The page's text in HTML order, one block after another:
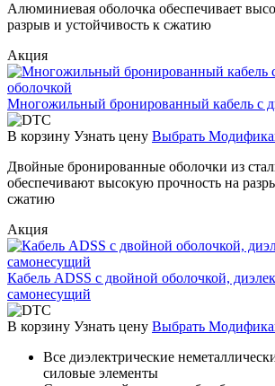
Алюминиевая оболочка обеспечивает
разрыв и устойчивость к сжатию
Акция
Многожильный бронированный кабель с
В корзину Узнать цену Выбрать
Двойные бронированные оболочки из
обеспечивают высокую прочность на
сжатию
Акция
Кабель ADSS с двойной оболочкой,
самонесущий
В корзину Узнать цену Выбрать
Все диэлектрические
силовые элементы